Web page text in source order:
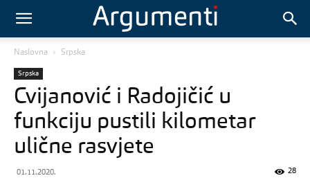
Naslovna Srpska
Srpska
Cvijanović i Radojičić u
funkciju pustili kilometar
ulične rasvjete
01.11.2020. 28